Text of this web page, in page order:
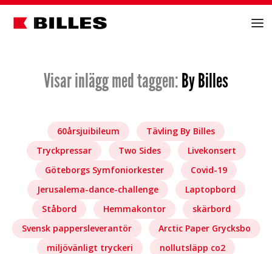
Visar inlägg med taggen:By Billes
60årsjuibileum
Tävling By Billes
Tryckpressar
Two Sides
Livekonsert
Göteborgs Symfoniorkester
Covid-19
Jerusalema-dance-challenge
Laptopbord
Ståbord
Hemmakontor
skärbord
Svensk pappersleverantör
Arctic Paper Grycksbo
miljövänligt tryckeri
nollutsläpp co2